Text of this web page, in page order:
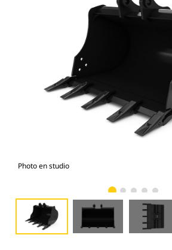
Photo en studio